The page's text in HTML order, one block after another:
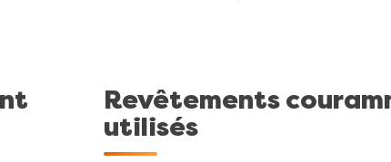
Revêtements
utilisés